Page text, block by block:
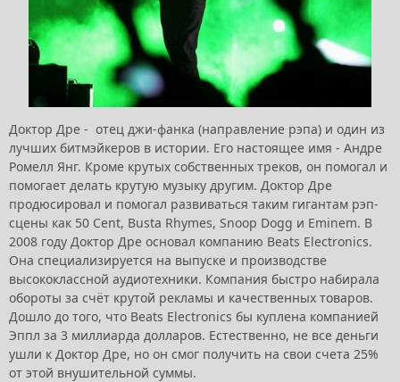
Доктор Дре - отец джи-фанка (направление рэпа) и один из
лучших битмэйкеров в истории. Его настоящее имя - Андре
Ромелл Янг. Кроме крутых собственных треков, он помогал и
помогает делать крутую музыку другим. Доктор Дре
продюсировал и помогал развиваться таким гигантам рэп-
сцены как 50 Cent, Busta Rhymes, Snoop Dogg и Eminem. В
2008 году Доктор Дре основал компанию Beats Electronics.
Она специализируется на выпуске и производстве
высококлассной аудиотехники. Компания быстро набирала
обороты за счёт крутой рекламы и качественных товаров.
Дошло до того, что Beats Electronics бы куплена компанией
Эппл за 3 миллиарда долларов. Естественно, не все деньги
ушли к Доктор Дре, но он смог получить на свои счета 25%
от этой внушительной суммы.